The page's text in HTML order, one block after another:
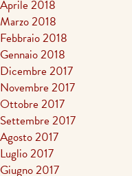
Aprile 2018
Marzo 2018
Febbraio 2018
Gennaio 2018
Dicembre 2017
Novembre 2017
Ottobre 2017
Settembre 2017
Agosto 2017
Luglio 2017
Giugno 2017